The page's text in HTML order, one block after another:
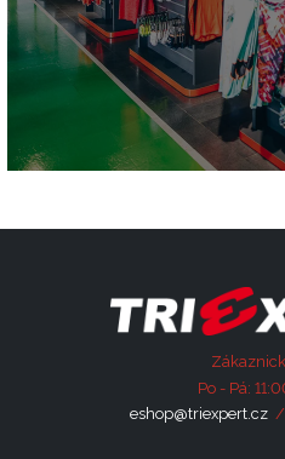
Po - Pá:
eshop@triexpert.cz /